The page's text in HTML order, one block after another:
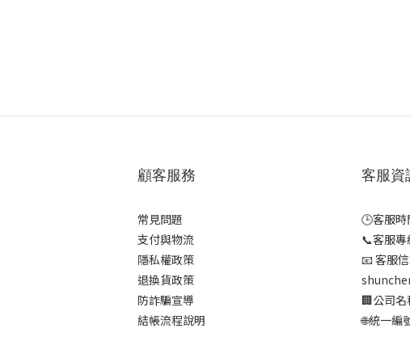
顧客服務
常見問題
支付與物流
隱私權政策
退換貨政策
防詐騙宣導
結帳流程說明
客服資
🕒客服
📞客服
📧 客服信
🏢公司
🌐統一編